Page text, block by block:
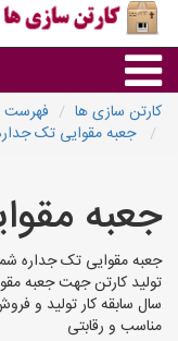
کارتن سازی ها فهرست
جعبه‌ مقوایی تک
جعبه‌
جعبه‌ مقوایی تک جداره
تولید کارتن جهت جعبه‌
سال سابقه کار تولید و
مناسب و رقابتی